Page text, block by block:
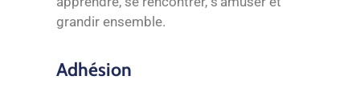
grandir ensemble.
Adhésion